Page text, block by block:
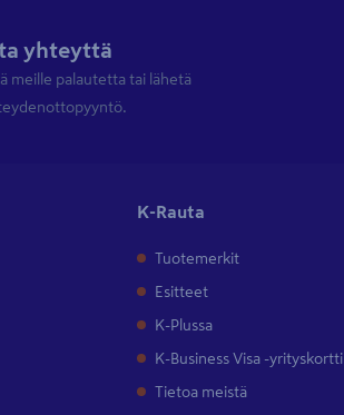
yhteyttä
meille palautetta tai lähetä
K-Rauta
Tuotemerkit
Esitteet
K-Plussa
K-Business Visa -yrityskortti
Tietoa meistä